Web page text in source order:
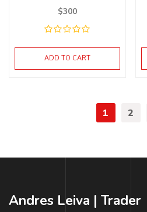
$300
ADD TO CART
1 2
Andres Leiva | Trader